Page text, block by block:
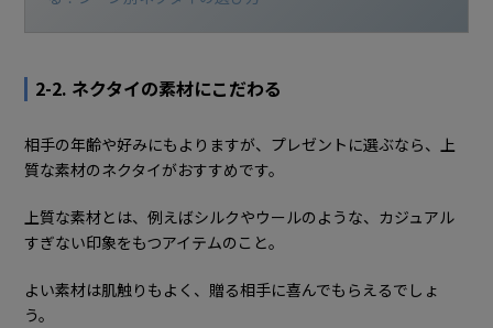
2-2. ネクタイの素材にこだわる
相手の年齢や好みにもよりますが、プレゼントに選ぶなら、上
質な素材のネクタイがおすすめです。
上質な素材とは、例えばシルクやウールのような、カジュアル
すぎない印象をもつアイテムのこと。
よい素材は肌触りもよく、贈る相手に喜んでもらえるでしょ
う。